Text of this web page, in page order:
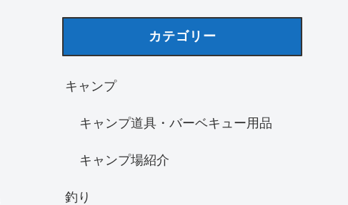
カテゴリー
キャンプ
キャンプ道具・バーベキュー用品
キャンプ場紹介
釣り